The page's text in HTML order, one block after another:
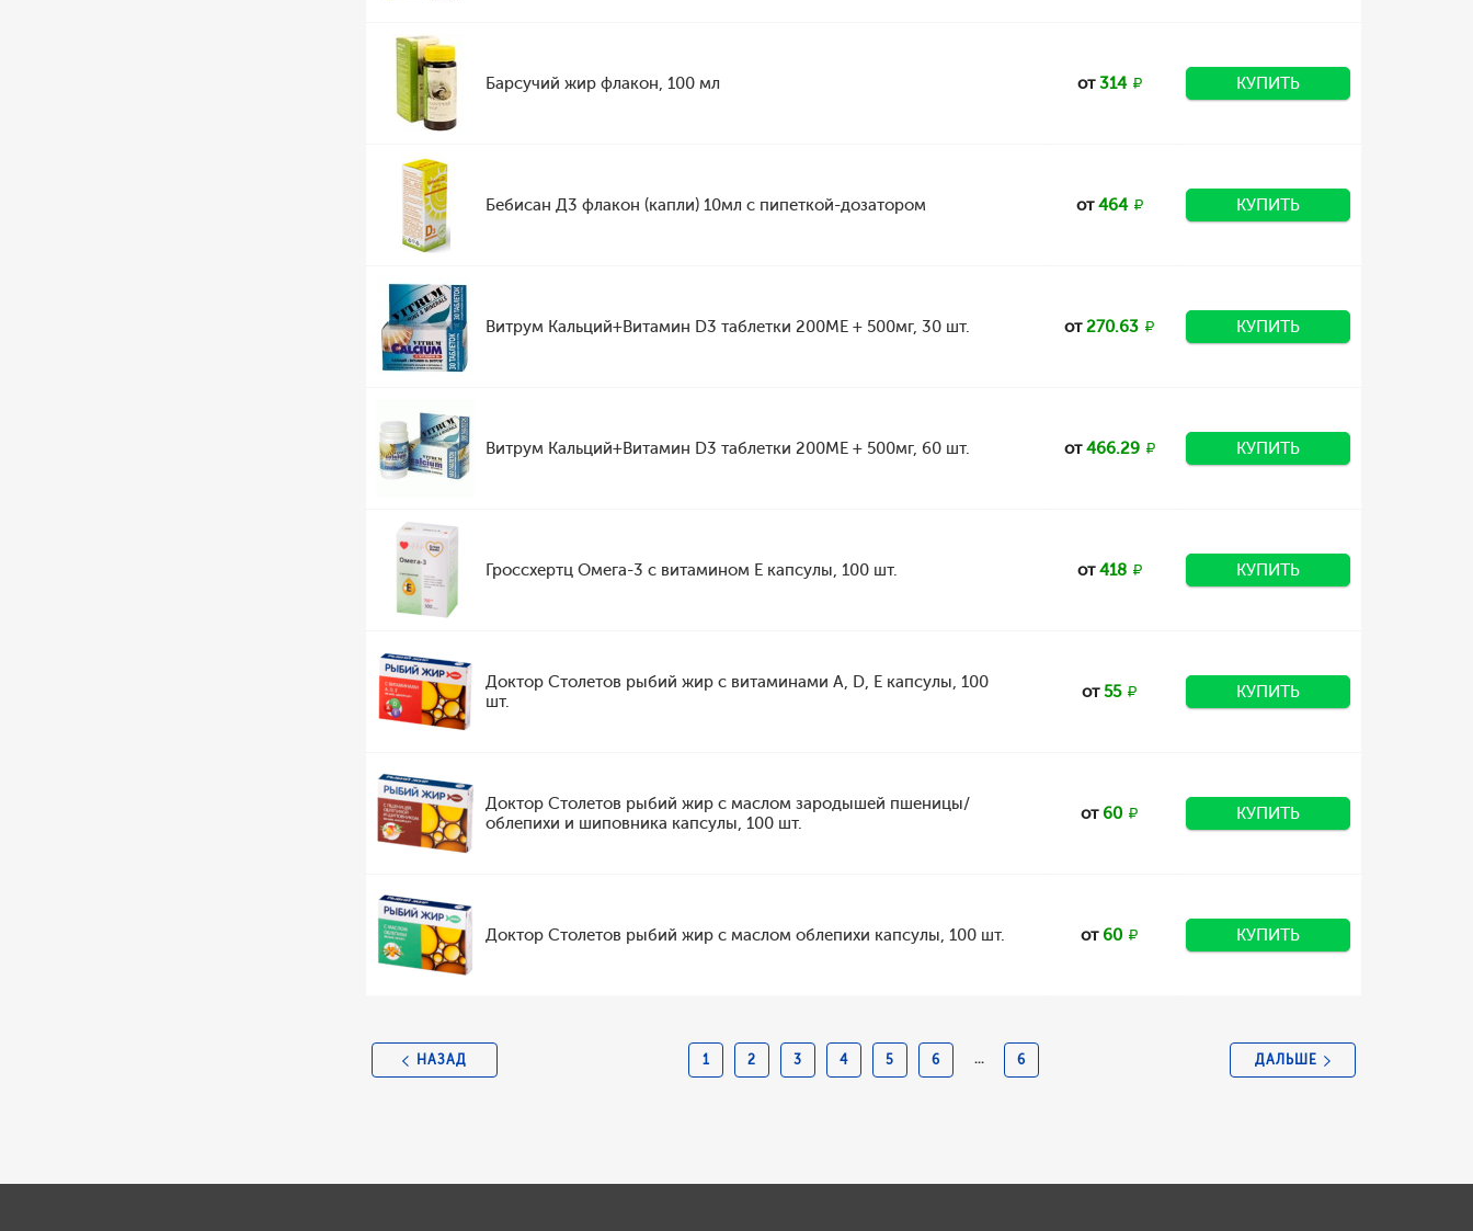
Барсучий жир флакон, 100 мл от314 КУПИТЬ
Бебисан Д3 флакон (капли) 10мл с пипеткой-дозатором от464 КУПИТЬ
Витрум Кальций+Витамин D3 таблетки 200ME + 500мг, 30 шт. от270.63 КУПИТЬ
Витрум Кальций+Витамин D3 таблетки 200ME + 500мг, 60 шт. от466.29 КУПИТЬ
Гроссхертц Омега-3 с витамином Е капсулы, 100 шт. от418 КУПИТЬ
Доктор Столетов рыбий жир с витаминами A, D, E капсулы, 100
шт.
от55 КУПИТЬ
Доктор Столетов рыбий жир с маслом зародышей пшеницы/
облепихи и шиповника капсулы, 100 шт.
от60 КУПИТЬ
Доктор Столетов рыбий жир с маслом облепихи капсулы, 100 шт. от60 КУПИТЬ
НАЗАД 1 2 3 4 5 6 ... 6 ДАЛЬШЕ